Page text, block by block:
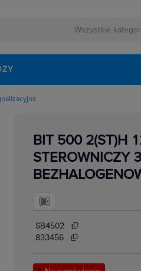
BIT 500 2(ST)H
STEROWNICZY
SB4502
833456